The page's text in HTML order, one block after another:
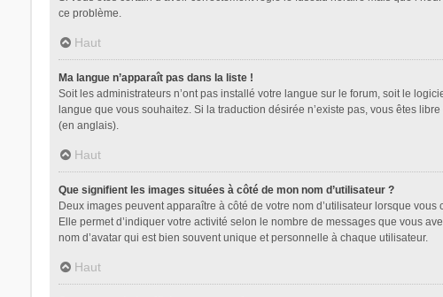
ce problème.
Haut
Ma langue n’apparaît pas dans la liste !
Soit les administrateurs n’ont pas installé votre langue sur le forum, soit le
langue que vous souhaitez. Si la traduction désirée n’existe pas, vous êtes
(en anglais).
Haut
Que signifient les images situées à côté de mon nom d’utilisateur ?
Deux images peuvent apparaître à côté de votre nom d’utilisateur lorsque
Elle permet d’indiquer votre activité selon le nombre de messages que vous
nom d’avatar qui est bien souvent unique et personnelle à chaque utilisateur.
Haut